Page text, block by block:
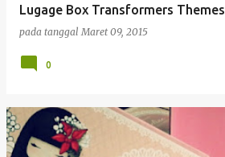
Lugage Box Transformers Themes
pada tanggalMaret 09, 2015
0